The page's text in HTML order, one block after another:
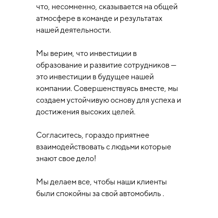
что, несомненно, сказывается на общей
атмосфере в команде и результатах
нашей деятельности.
Мы верим, что инвестиции в
образование и развитие сотрудников —
это инвестиции в будущее нашей
компании. Совершенствуясь вместе, мы
создаем устойчивую основу для успеха и
достижения высоких целей.
Согласитесь, гораздо приятнее
взаимодействовать с людьми которые
знают свое дело!
Мы делаем все, чтобы наши клиенты
были спокойны за свой автомобиль .